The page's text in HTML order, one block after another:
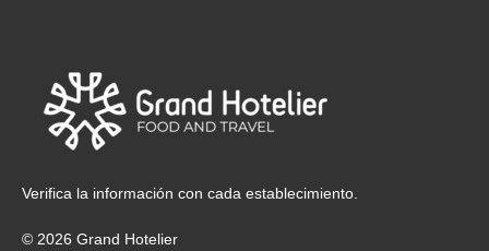
Verifica la información con cada establecimiento.
© 2026 Grand Hotelier